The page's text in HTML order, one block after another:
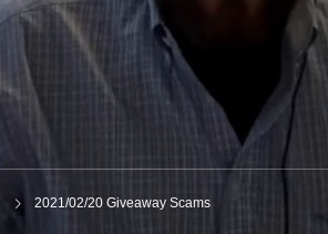
2021/02/20 Giveaway Scams